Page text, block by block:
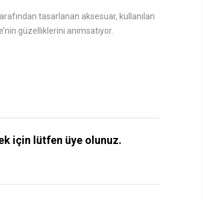
tasarlanan aksesuar, kullanılan
güzelliklerini anımsatıyor.
için lütfen üye olunuz.